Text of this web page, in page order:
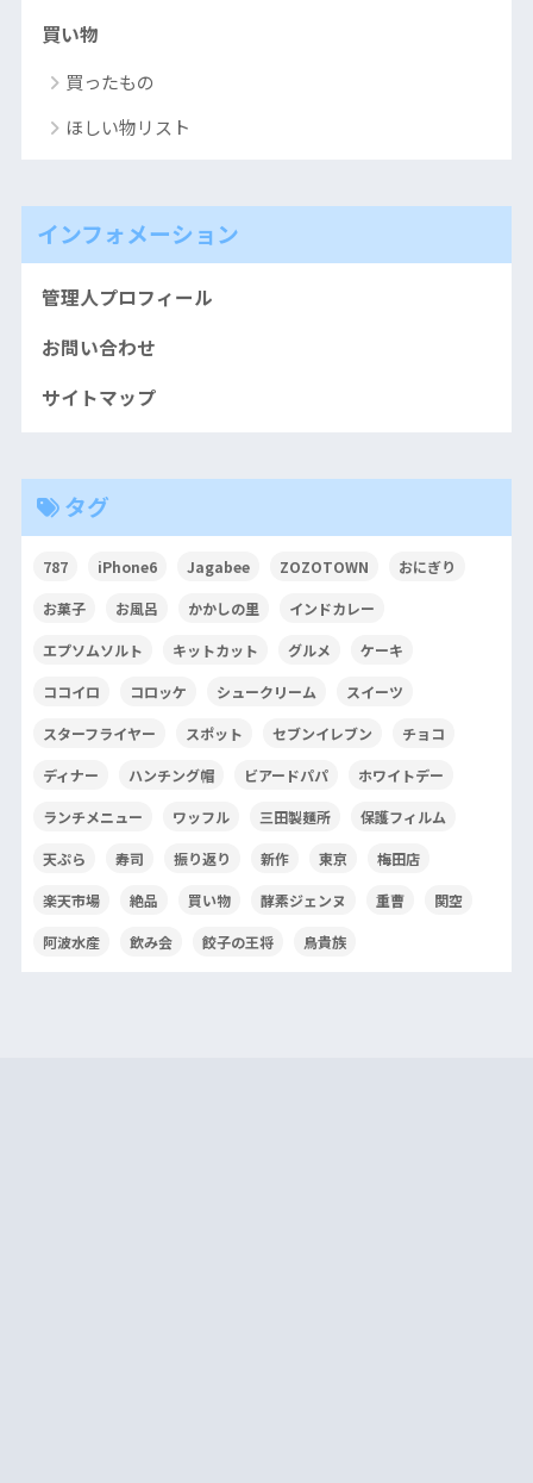
買い物
買ったもの
ほしい物リスト
インフォメーション
管理人プロフィール
お問い合わせ
サイトマップ
タグ
787 iPhone6 Jagabee ZOZOTOWN おにぎり
お菓子 お風呂 かかしの里 インドカレー
エプソムソルト キットカット グルメ ケーキ
ココイロ コロッケ シュークリーム スイーツ
スターフライヤー スポット セブンイレブン チョコ
ディナー ハンチング帽 ビアードパパ ホワイトデー
ランチメニュー ワッフル 三田製麺所 保護フィルム
天ぷら 寿司 振り返り 新作 東京 梅田店
楽天市場 絶品 買い物 酵素ジェンヌ 重曹 関空
阿波水産 飲み会 餃子の王将 鳥貴族